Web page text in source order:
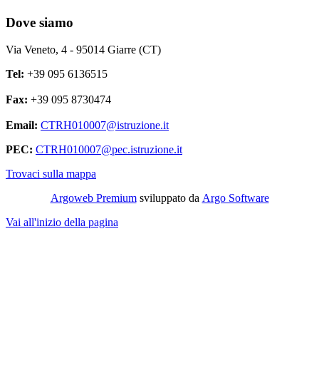
Dove siamo
Via Veneto, 4 - 95014 Giarre (CT)
Tel: +39 095 6136515
Fax: +39 095 8730474
Email: CTRH010007@istruzione.it
PEC: CTRH010007@pec.istruzione.it
Trovaci sulla mappa
Argoweb Premiumsviluppato da Argo Software
Vai all'inizio della pagina